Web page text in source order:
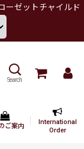
ーゼットチャイルド
Search
ご案内
International
Order